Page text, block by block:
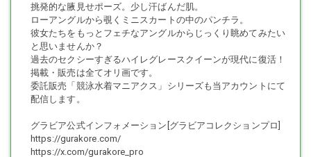
・1本目 胸元に空いた穴からちょうどバストの谷間が覗くエロいデザイ
ンのコスチューム。
腋見せポーズでも、ワキと胸の谷間の両方をしっかり目に焼き付けま
新機軸として、自己紹介の音声も収録しています。
に見ることも可能。
太腿の奥底から目に飛び込んでくる純白は、鮮烈なパンチのように脳
と下半身を撃ち抜きます。
挑発的な腋見せポーズ。少し汗ばんだ肌。
ローアングルから覗くミニスカートの中のパンチラ。
彼女たちをもっとフェチなアングルからじっくり眺めてみたい
と思いませんか？
過去のセクシーすぎるハイレグレースクイーンが現代に復活！
掲載・販売は全てオリ画です。
委託販売「競泳水着マニアクス」シリーズも当アカウントにて
配信します。
グラビア公式インフォメーション[グラビアコレクションプロ]
https://gurakore.com/
https://x.com/gurakore_pro